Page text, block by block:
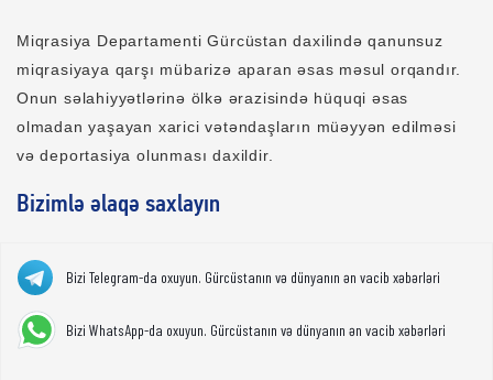
Miqrasiya Departamenti Gürcüstan daxilində qanunsuz
miqrasiyaya qarşı mübarizə aparan əsas məsul orqandır.
Onun səlahiyyətlərinə ölkə ərazisində hüquqi əsas
olmadan yaşayan xarici vətəndaşların müəyyən edilməsi
və deportasiya olunması daxildir.
Bizimlə əlaqə saxlayın
Bizi Telegram-da oxuyun. Gürcüstanın və dünyanın ən vacib xəbərləri
Bizi WhatsApp-da oxuyun. Gürcüstanın və dünyanın ən vacib xəbərləri